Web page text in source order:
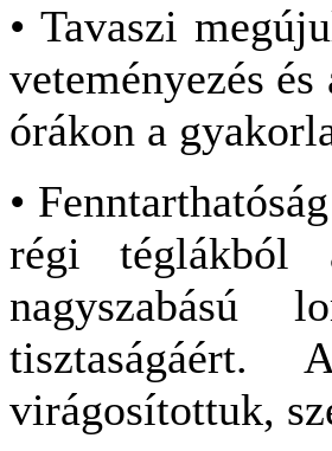
• Tavaszi
veteményezés
órákon a
•
régi téglákból
nagyszabású
virágosítottuk,